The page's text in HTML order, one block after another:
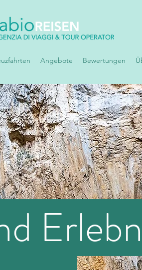
Angebote Bewertungen